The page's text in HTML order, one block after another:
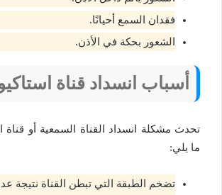
فقدان السمع أحيانًا.
الشعور بحكة في الأذن.
أسباب انسداد قناة
تحدث مشكلة انسداد القناة السمعية أو
ما يلي:
تضخم الطبقة التي تبطن القناة نتيجة